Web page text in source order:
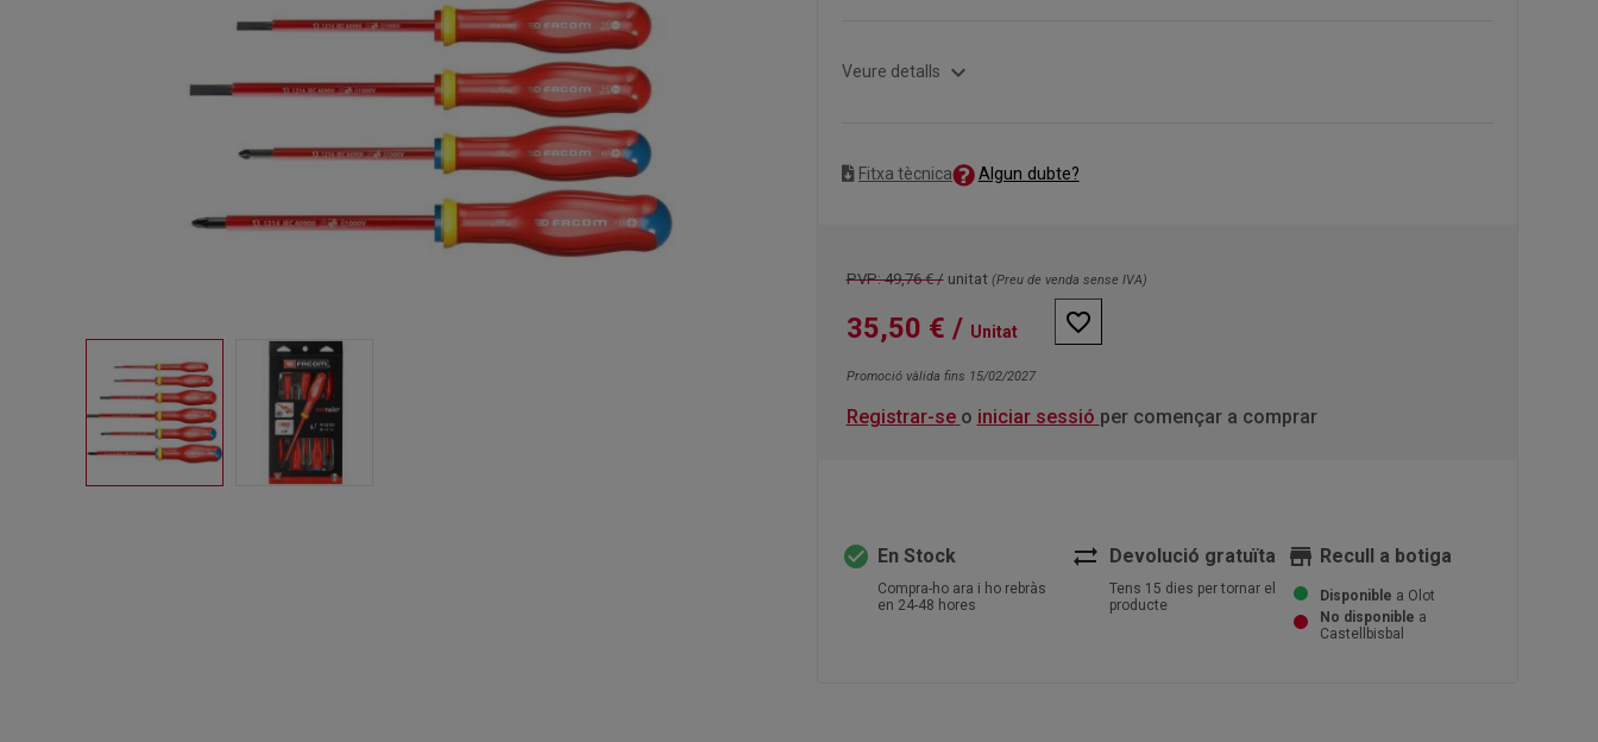
Veure detalls expand_more
Fitxa tècnica Algun dubte?
PVP: 49,76 € / unitat (Preu de venda sense IVA)
35,50 € / Unitat favorite_border
Promoció vàlida fins 15/02/2027
Registrar-se o iniciar sessió per començar a comprar
check_circle En Stock
Compra-ho ara i ho rebràs
en 24-48 hores
sync_alt Devolució gratuïta
Tens 15 dies per tornar el
producte
store Recull a botiga
Disponible a Olot
No disponible a
Castellbisbal